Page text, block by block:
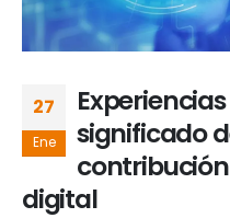
27
Ene
significado
digital